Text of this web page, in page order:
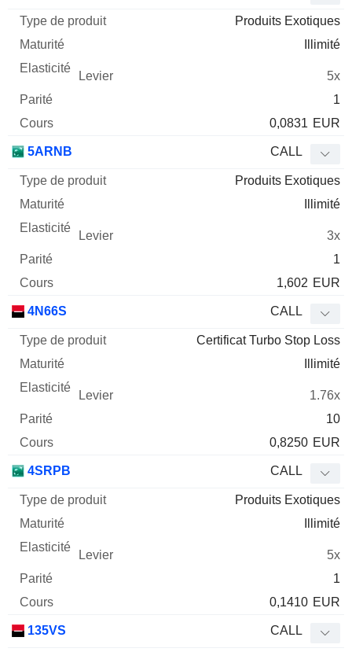
Produits Exotiques
Illimité
5x
1
0,0831 EUR
5ARNB CALL
Produits Exotiques
Illimité
3x
1
1,602 EUR
4N66S CALL
Certificat Turbo Stop Loss
Illimité
1.76x
10
0,8250 EUR
4SRPB CALL
Produits Exotiques
Illimité
5x
1
0,1410 EUR
135VS CALL